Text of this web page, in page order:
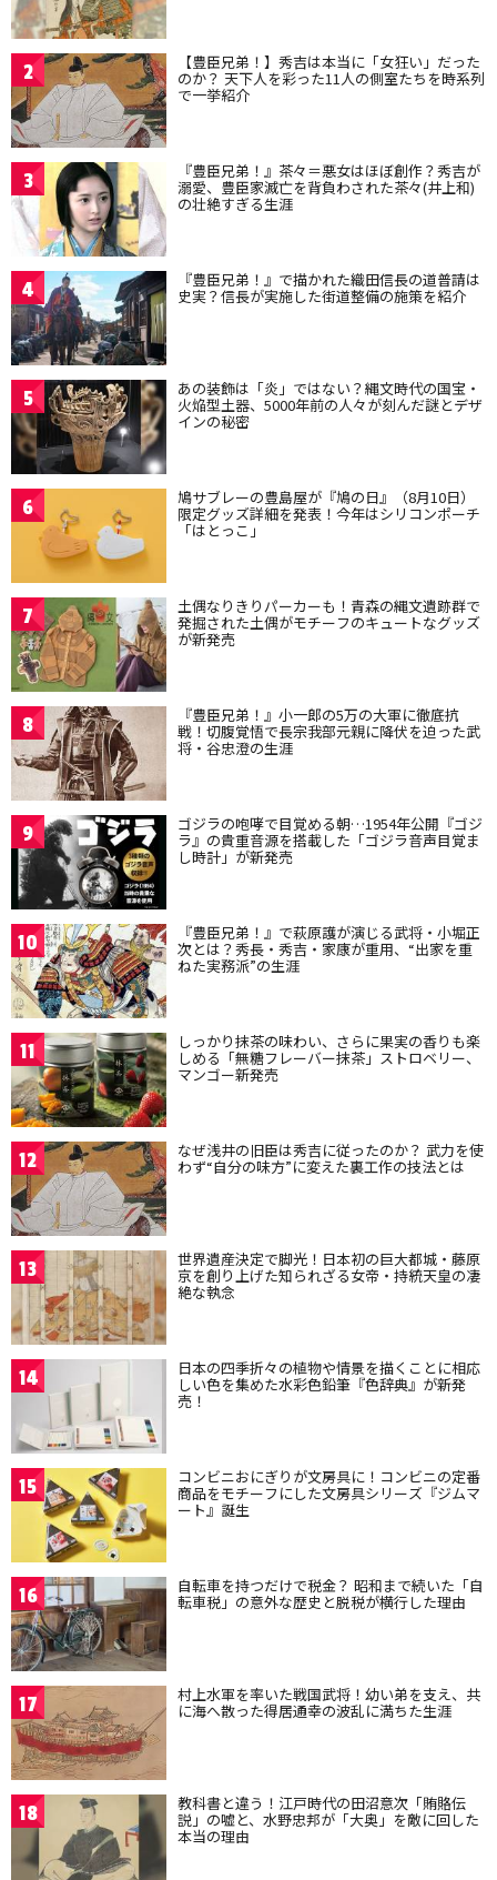
2 【豊臣兄弟！】秀吉は本当に「女狂い」だった
のか？ 天下人を彩った11人の側室たちを時系列
で一挙紹介
3 『豊臣兄弟！』茶々＝悪女はほぼ創作？秀吉が
溺愛、豊臣家滅亡を背負わされた茶々(井上和)
の壮絶すぎる生涯
4 『豊臣兄弟！』で描かれた織田信長の道普請は
史実？信長が実施した街道整備の施策を紹介
5 あの装飾は「炎」ではない？縄文時代の国宝・
火焔型土器、5000年前の人々が刻んだ謎とデザ
インの秘密
6 鳩サブレーの豊島屋が『鳩の日』（8月10日）
限定グッズ詳細を発表！今年はシリコンポーチ
「はとっこ」
7 土偶なりきりパーカーも！青森の縄文遺跡群で
発掘された土偶がモチーフのキュートなグッズ
が新発売
8 『豊臣兄弟！』小一郎の5万の大軍に徹底抗
戦！切腹覚悟で長宗我部元親に降伏を迫った武
将・谷忠澄の生涯
9 ゴジラの咆哮で目覚める朝…1954年公開『ゴジ
ラ』の貴重音源を搭載した「ゴジラ音声目覚ま
し時計」が新発売
10 『豊臣兄弟！』で萩原護が演じる武将・小堀正
次とは？秀長・秀吉・家康が重用、“出家を重
ねた実務派”の生涯
11 しっかり抹茶の味わい、さらに果実の香りも楽
しめる「無糖フレーバー抹茶」ストロベリー、
マンゴー新発売
12 なぜ浅井の旧臣は秀吉に従ったのか？ 武力を使
わず“自分の味方”に変えた裏工作の技法とは
13 世界遺産決定で脚光！日本初の巨大都城・藤原
京を創り上げた知られざる女帝・持統天皇の凄
絶な執念
14 日本の四季折々の植物や情景を描くことに相応
しい色を集めた水彩色鉛筆『色辞典』が新発
売！
15 コンビニおにぎりが文房具に！コンビニの定番
商品をモチーフにした文房具シリーズ『ジムマ
ート』誕生
16 自転車を持つだけで税金？ 昭和まで続いた「自
転車税」の意外な歴史と脱税が横行した理由
17 村上水軍を率いた戦国武将！幼い弟を支え、共
に海へ散った得居通幸の波乱に満ちた生涯
18 教科書と違う！江戸時代の田沼意次「賄賂伝
説」の嘘と、水野忠邦が「大奥」を敵に回した
本当の理由